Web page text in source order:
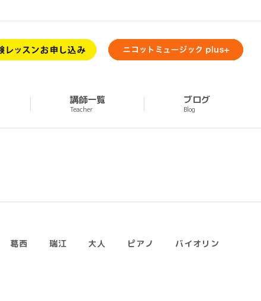
講師一覧
Teacher
ブログ
Blog
葛西 瑞江 大人 ピアノ
バイオリン